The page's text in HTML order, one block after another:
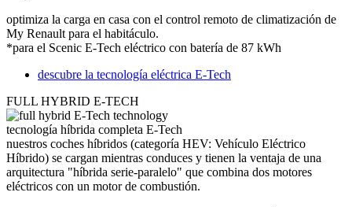
optimiza la carga en casa con el control remoto de climatización de
My Renault para el habitáculo.
*para el Scenic E-Tech eléctrico con batería de 87 kWh
descubre la tecnología eléctrica E-Tech
FULL HYBRID E-TECH
tecnología híbrida completa E-Tech
nuestros coches híbridos (categoría HEV: Vehículo Eléctrico
Híbrido) se cargan mientras conduces y tienen la ventaja de una
arquitectura "híbrida serie-paralelo" que combina dos motores
eléctricos con un motor de combustión.